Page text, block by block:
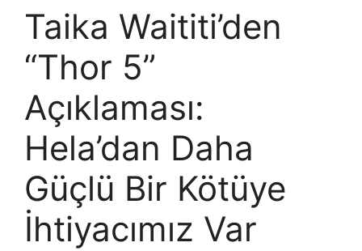
Taika Waititi’den
“Thor 5”
Açıklaması:
Hela’dan Daha
Güçlü Bir Kötüye
İhtiyacımız Var